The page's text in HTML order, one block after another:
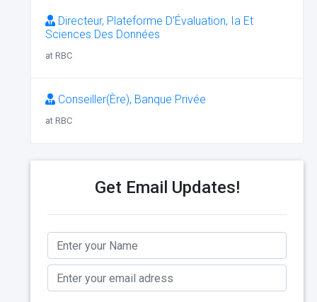
Directeur, Plateforme D’Évaluation, Ia Et
Sciences Des Données
at RBC
Conseiller(Ère), Banque Privée
at RBC
Get Email Updates!